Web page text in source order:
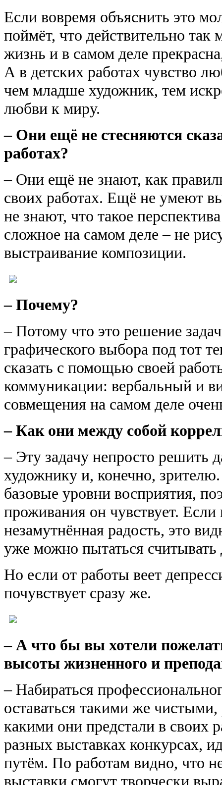
Если вовремя объяснить это
поймёт, что действительно
жизнь и в самом деле
А в детских работах чувство
чем младше художник, тем
любви к миру.
– Они ещё не стесняются
работах?
– Они ещё не знают, как
своих работах. Ещё не умеют
не знают, что такое
сложное на самом деле – не
выстраивание композиции.
– Почему?
– Потому что это решение
графического выбора под тот
сказать с помощью своей
коммуникации: вербальный и
совмещения на самом деле
– Как они между собой
– Эту задачу непросто решить
художнику и, конечно,
базовые уровни восприятия,
проживания он чувствует. Если
незамутнённая радость, это
уже можно пытаться считывать
Но если от работы веет
почувствует сразу же.
– А что бы вы хотели
высоты жизненного и
– Набираться
оставаться такими же
какими они предстали в своих
разных выставках конкурсах,
путём. По работам видно, что
выставки смогут творчески